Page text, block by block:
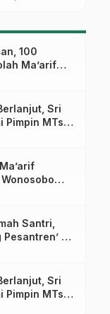
100
Ma’arif
Literasi
Sri
Pimpin MTs
Santri,
Pesantren’ di
Sri
Pimpin MTs